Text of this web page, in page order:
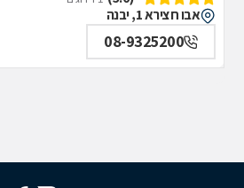
אבו חצירא 1, יבנה
08-9325200